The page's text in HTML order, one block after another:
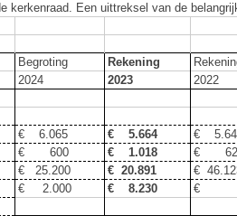
kerkenraad. Een uittreksel van de
Begroting Rekening
2024
2023 2022
€ 6.065 € 5.664
€
€ 600 € 1.018
€
€ 25.200 € 20.891
€
€ 2.000 € 8.230 €